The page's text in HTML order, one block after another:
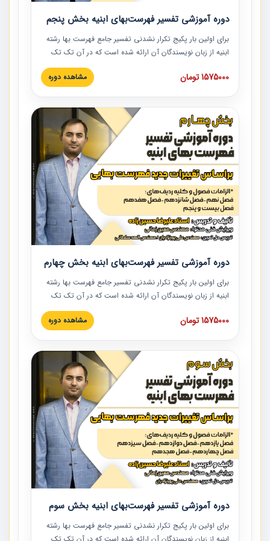
دوره آموزشی تفسیر فهرست‌بهای ابنیه بخش پنجم
برای اولین بار پکیج تکرار نشدنی تفسیر جامع فهرست بها رشته
ابنیه از زبان نویسندگان آن ارائه شده است که در آن تک تک
ردیف ها و مطالب فهرست بها تفسیر و ارائه شده است. این
دوره به صورت کامل تصویری بوده و به همراه تصاویر عملیات
دوره با کلام مهندس علیرضاحسین‌زاده مدیر پروژه مهندسی
مشاور در امر بازنگری فهرست بها رشته ابنیه ارائه شده و به تمام
همکارانی که در حوزه صنعت ساخت در حال فعالیت هستند حتما
توصیه می کنیم از مطالب این دوره استفاده نمایند.
1575000 تومان مشاهده دوره
دوره آموزشی تفسیر فهرست‌بهای ابنیه بخش چهارم
برای اولین بار پکیج تکرار نشدنی تفسیر جامع فهرست بها رشته
ابنیه از زبان نویسندگان آن ارائه شده است که در آن تک تک
ردیف ها و مطالب فهرست بها تفسیر و ارائه شده است. این
دوره به صورت کامل تصویری بوده و به همراه تصاویر عملیات
دوره با کلام مهندس علیرضاحسین‌زاده مدیر پروژه مهندسی
مشاور در امر بازنگری فهرست بها رشته ابنیه ارائه شده و به تمام
همکارانی که در حوزه صنعت ساخت در حال فعالیت هستند حتما
توصیه می کنیم از مطالب این دوره استفاده نمایند.
1575000 تومان مشاهده دوره
دوره آموزشی تفسیر فهرست‌بهای ابنیه بخش سوم
برای اولین بار پکیج تکرار نشدنی تفسیر جامع فهرست بها رشته